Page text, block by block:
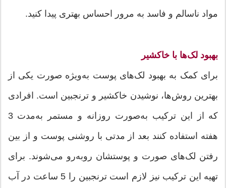
مواد ناسالم و فاسد به مرور احساس بهتری پیدا کنید.
بهبود لک‌ها با خاکشیر
برای کمک به بهبود لک‌های پوست به‌ویژه صورت یکی از
بهترین روش‌ها، نوشیدن خاکشیر و ترنجبین است. افرادی
که از این ترکیب به‌صورت روزانه و مستمر به‌مدت 3
هفته استفاده کنند بعد از مدتی با روشنی پوست و از بین
رفتن لک‌های صورت و پوستشان روبه‌رو می‌شوند. برای
تهیه این ترکیب نیز لازم است ترنجبین را 5 ساعت در آب